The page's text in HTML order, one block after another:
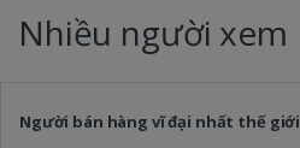
Nhiều người xem
Người bán hàng vĩ đại nhất thế giới